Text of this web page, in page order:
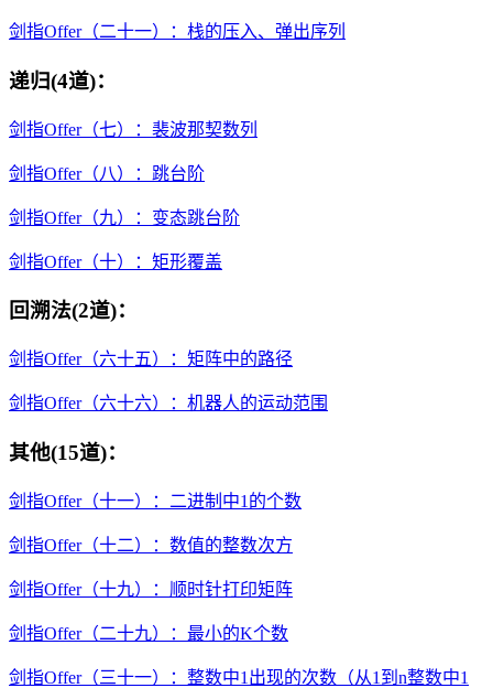
剑指Offer（二十一）：栈的压入、弹出序列
递归(4道)：
剑指Offer（七）：裴波那契数列
剑指Offer（八）：跳台阶
剑指Offer（九）：变态跳台阶
剑指Offer（十）：矩形覆盖
回溯法(2道)：
剑指Offer（六十五）：矩阵中的路径
剑指Offer（六十六）：机器人的运动范围
其他(15道)：
剑指Offer（十一）：二进制中1的个数
剑指Offer（十二）：数值的整数次方
剑指Offer（十九）：顺时针打印矩阵
剑指Offer（二十九）：最小的K个数
剑指Offer（三十一）：整数中1出现的次数（从1到n整数中1